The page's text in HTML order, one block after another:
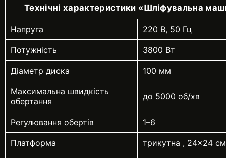
Технічні характеристики «Шліфувальна
Напруга 220 В, 50 Гц
Потужність 3800 Вт
Діаметр диска 100 мм
Максимальна швидкість
обертання
до 5000 об/хв
Регулювання обертів 1–6
Платформа трикутна , 24×24 см